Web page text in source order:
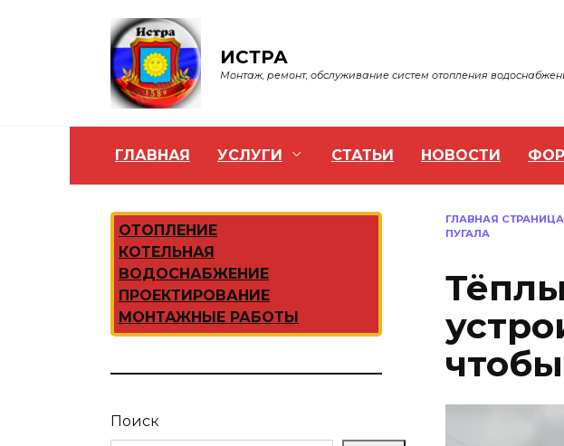
ИСТРА
Монтаж, ремонт, обслуживание систем отопления
ГЛАВНАЯ УСЛУГИ СТАТЬИ НОВОСТИ
ГЛАВНАЯ СТРАНИЦА
ПУГАЛА
ОТОПЛЕНИЕ
КОТЕЛЬНАЯ
ВОДОСНАБЖЕНИЕ
ПРОЕКТИРОВАНИЕ
МОНТАЖНЫЕ РАБОТЫ
Поиск